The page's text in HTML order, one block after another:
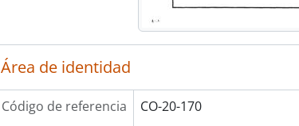
Área de identidad
Código de referencia
CO-20-170